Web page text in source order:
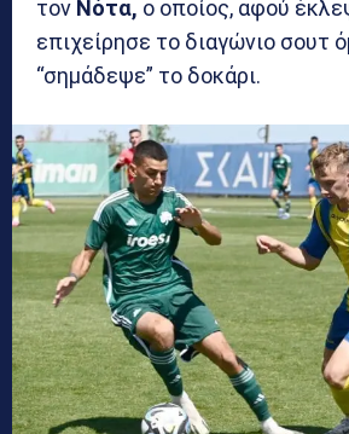
τον Νότα, ο οποίος, αφού
επιχείρησε το διαγώνιο σουτ
“σημάδεψε” το δοκάρι.